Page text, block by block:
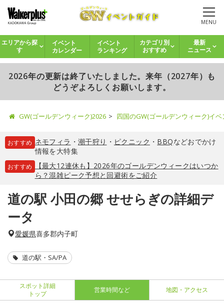
MENU
エリアから探
す
イベント
カレンダー
イベント
ランキング
カテゴリ別
おすすめ
最新
ニュース
2026年の更新は終了いたしました。来年（2027年）も
どうぞよろしくお願いします。
GW(ゴールデンウィーク)2026 四国のGW(ゴールデンウィーク)イ
おすすめ ネモフィラ ・ 潮干狩り ・ ピクニック ・ BBQなどおでかけ
情報を大特集
おすすめ
【最大12連休も】2026年のゴールデンウィークはいつか
ら？混雑ピーク予想と回避術をご紹介
道の駅 小田の郷 せせらぎの詳細デ
ータ
愛媛県喜多郡内子町
道の駅・SA/PA
スポット詳細
トップ
営業時間など 地図・アクセス